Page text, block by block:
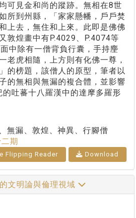
可見金和尚的蹤跡。無相在8世
所到州縣，「家家懸幡，戶戶焚
上去，無住和上來。此即是佛佛
敦煌畫中有P.4029、P.4074等
中除有一僧背負行囊，手持麈
老虎相隨，上方則有化佛一尊，
的榜題，該僧人的原型，筆者以
的無相與無漏的複合體，並影響
吐蕃十八羅漢中的達摩多羅形
無漏、敦煌、神異、行腳僧
期
Flipping Reader Download
文明論與倫理視域